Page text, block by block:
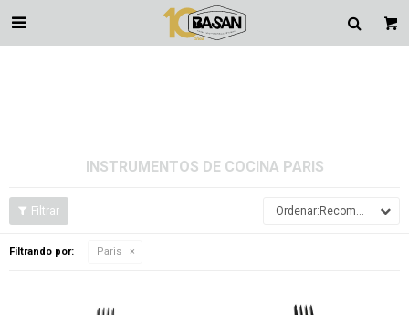

INSTRUMENTOS DE COCINA PARIS
Recomendados
Filtrando por: Paris